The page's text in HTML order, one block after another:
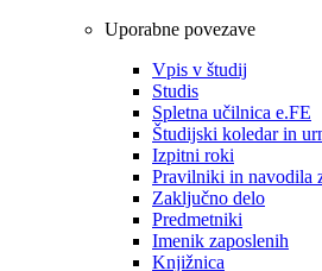
Uporabne povezave
Vpis v študij
Studis
Spletna učilnica e.FE
Študijski koledar in
Izpitni roki
Pravilniki in navodila
Zaključno delo
Predmetniki
Imenik zaposlenih
Knjižnica